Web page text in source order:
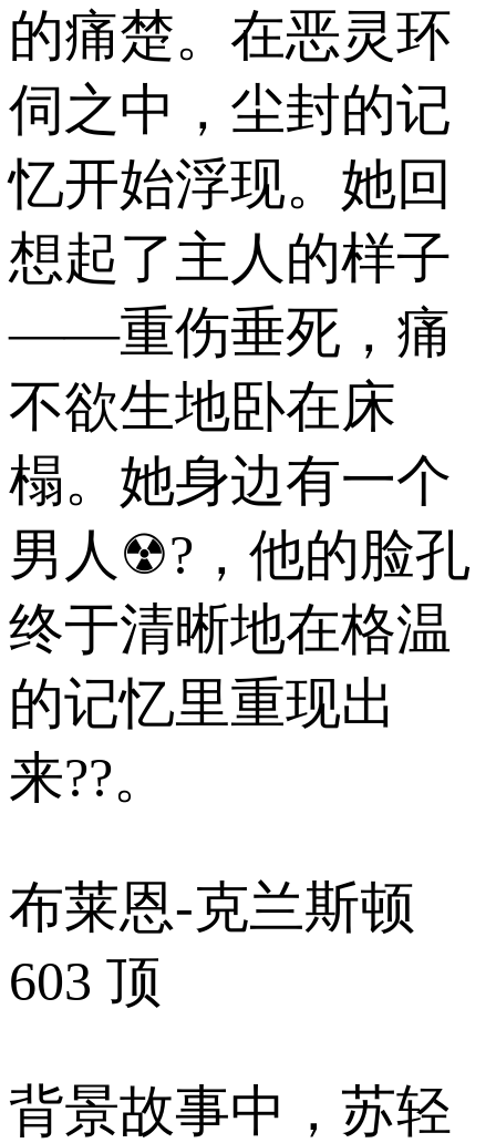
的痛楚。在恶灵环
伺之中，尘封的记
忆开始浮现。她回
想起了主人的样子
——重伤垂死，痛
不欲生地卧在床
榻。她身边有一个
男人☢?，他的脸孔
终于清晰地在格温
的记忆里重现出
来??。
布莱恩-克兰斯顿
603 顶
背景故事中，苏轻